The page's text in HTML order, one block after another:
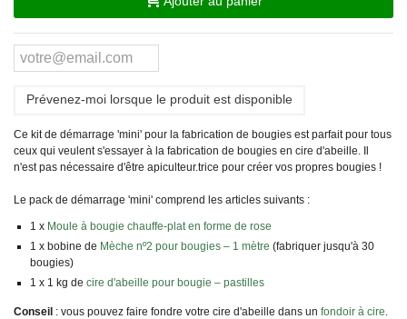
Prévenez-moi lorsque le produit est disponible
Ce kit de démarrage 'mini' pour la fabrication de bougies est parfait pour tous
ceux qui veulent s'essayer à la fabrication de bougies en cire d'abeille. Il
n'est pas nécessaire d'être apiculteur.trice pour créer vos propres bougies !
Le pack de démarrage 'mini' comprend les articles suivants :
1 x Moule à bougie chauffe-plat en forme de rose
1 x bobine de Mèche nº2 pour bougies – 1 mètre (fabriquer jusqu'à 30
bougies)
1 x 1 kg de cire d'abeille pour bougie – pastilles
Conseil : vous pouvez faire fondre votre cire d'abeille dans un fondoir à cire